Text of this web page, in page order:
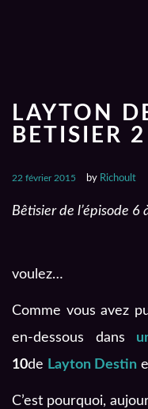
LAYTON
BETISIER 2
22 février 2015 by Richoult
Bêtisier de l’épisode 6
voulez…
Comme vous avez
en-dessous dans
10de Layton Destin
C’est pourquoi,